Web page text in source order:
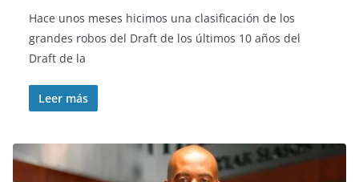
Hace unos meses hicimos una clasificación de los
grandes robos del Draft de los últimos 10 años del
Draft de la
Leer más